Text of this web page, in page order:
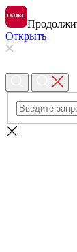
Открыть